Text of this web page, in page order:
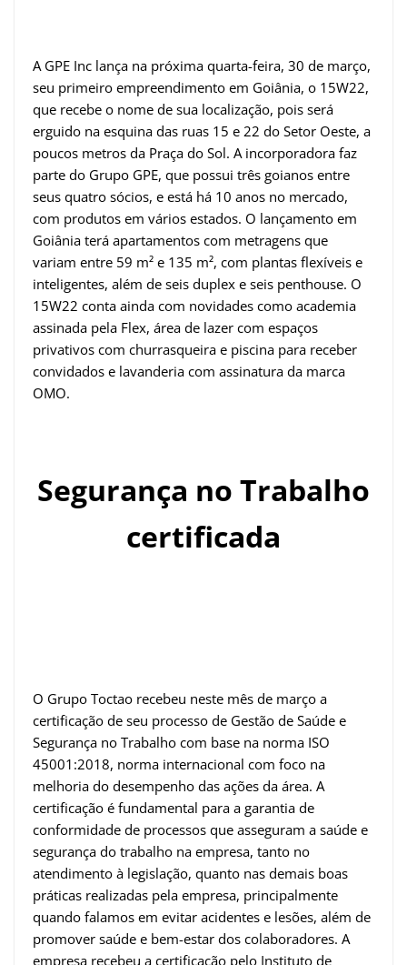
A GPE Inc lança na próxima quarta-feira, 30 de março,
seu primeiro empreendimento em Goiânia, o 15W22,
que recebe o nome de sua localização, pois será
erguido na esquina das ruas 15 e 22 do Setor Oeste, a
poucos metros da Praça do Sol. A incorporadora faz
parte do Grupo GPE, que possui três goianos entre
seus quatro sócios, e está há 10 anos no mercado,
com produtos em vários estados. O lançamento em
Goiânia terá apartamentos com metragens que
variam entre 59 m² e 135 m², com plantas flexíveis e
inteligentes, além de seis duplex e seis penthouse. O
15W22 conta ainda com novidades como academia
assinada pela Flex, área de lazer com espaços
privativos com churrasqueira e piscina para receber
convidados e lavanderia com assinatura da marca
OMO.
Segurança no Trabalho
certificada
O Grupo Toctao recebeu neste mês de março a
certificação de seu processo de Gestão de Saúde e
Segurança no Trabalho com base na norma ISO
45001:2018, norma internacional com foco na
melhoria do desempenho das ações da área. A
certificação é fundamental para a garantia de
conformidade de processos que asseguram a saúde e
segurança do trabalho na empresa, tanto no
atendimento à legislação, quanto nas demais boas
práticas realizadas pela empresa, principalmente
quando falamos em evitar acidentes e lesões, além de
promover saúde e bem-estar dos colaboradores. A
empresa recebeu a certificação pelo Instituto de